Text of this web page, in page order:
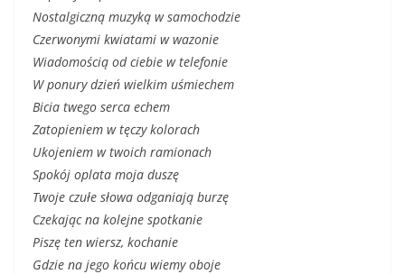
Nostalgiczną muzyką w samochodzie
Czerwonymi kwiatami w wazonie
Wiadomością od ciebie w telefonie
W ponury dzień wielkim uśmiechem
Bicia twego serca echem
Zatopieniem w tęczy kolorach
Ukojeniem w twoich ramionach
Spokój oplata moja duszę
Twoje czułe słowa odganiają burzę
Czekając na kolejne spotkanie
Piszę ten wiersz, kochanie
Gdzie na jego końcu wiemy oboje